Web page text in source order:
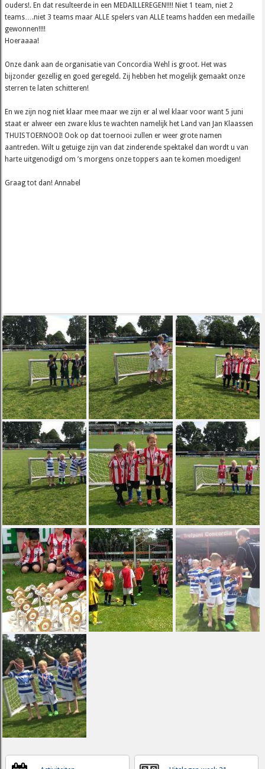
ouders!. En dat resulteerde in een MEDAILLEREGEN!!!! Niet 1 team, niet 2
teams….niet 3 teams maar ALLE spelers van ALLE teams hadden een medaille
gewonnen!!!!
Onze dank aan de organisatie van Concordia Wehl is groot. Het was
bijzonder gezellig en goed geregeld. Zij hebben het mogelijk gemaakt onze
sterren te laten schitteren!
En we zijn nog niet klaar mee maar we zijn er al wel klaar voor want 5 juni
staat er alweer een zware klus te wachten namelijk het Land van Jan Klaassen
THUISTOERNOOI! Ook op dat toernooi zullen er weer grote namen
aantreden. Wilt u getuige zijn van dat zinderende spektakel dan wordt u van
harte uitgenodigd om ’s morgens onze toppers aan te komen moedigen!
Graag tot dan! Annabel